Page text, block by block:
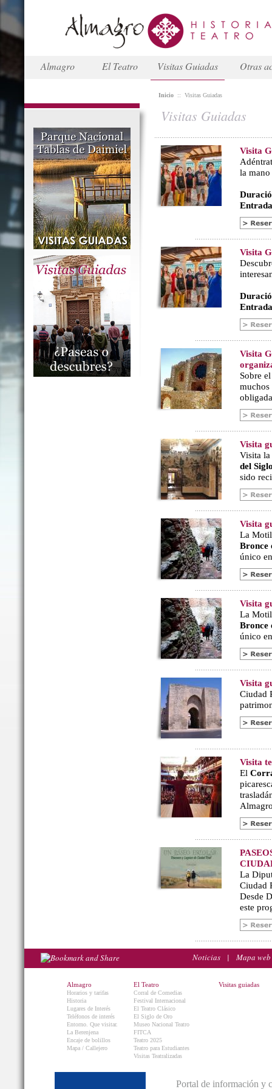
Almagro El Teatro Visitas Guiadas Otras
Inicio :: Visitas Guiadas
Visitas Guiadas
Visita
la
Visita
Visita
Sobre
Visita
Visita la
del
sido
Visita
La
Bronce
único
Visita
La
Bronce
único
Visita
Ciudad
Visita
El
La
Ciudad
Desde
este
Noticias | Mapa web
Almagro
Horarios y tarifas
Historia
Lugares de Interés
Teléfonos de interés
Entorno. Que visitar.
La Berenjena
Encaje de bolillos
Mapa / Callejero
El Teatro
Corral de Comedias
Festival Internacional
El Teatro Clásico
El Siglo de Oro
Museo Nacional Teatro
FITCA
Teatro 2025
Teatro para Estudiantes
Visitas Teatralizadas
Visitas guiadas
Portal de información y